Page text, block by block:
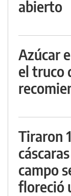
abierto
Azúcar
el truco
Tiraron
campo
floreció